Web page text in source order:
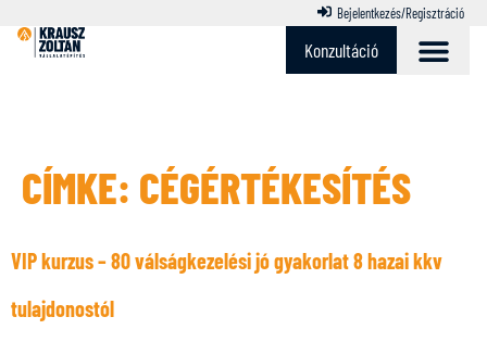
Bejelentkezés/Regisztráció
Konzultáció
CÍMKE: CÉGÉRTÉKESÍTÉS
VIP kurzus – 80 válságkezelési jó gyakorlat 8 hazai kkv
tulajdonostól